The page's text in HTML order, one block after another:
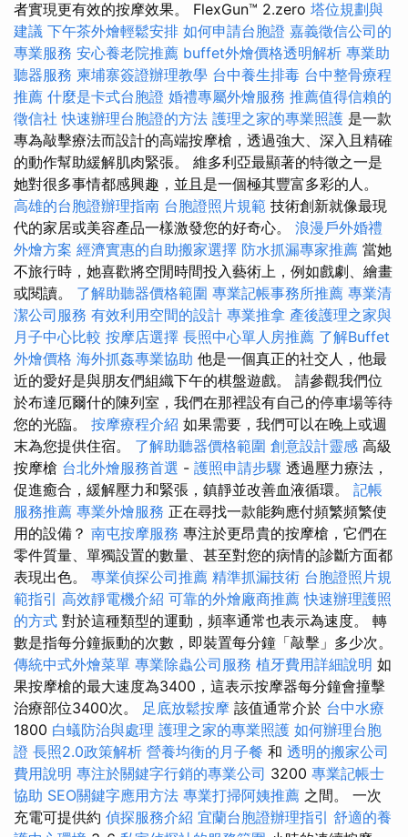
者實現更有效的按摩效果。 FlexGun™ 2.zero 塔位規劃與
建議 下午茶外燴輕鬆安排 如何申請台胞證 嘉義徵信公司的
專業服務 安心養老院推薦 buffet外燴價格透明解析 專業助
聽器服務 柬埔寨簽證辦理教學 台中養生排毒 台中整骨療程
推薦 什麼是卡式台胞證 婚禮專屬外燴服務 推薦值得信賴的
徵信社 快速辦理台胞證的方法 護理之家的專業照護 是一款
專為敲擊療法而設計的高端按摩槍，透過強大、深入且精確
的動作幫助緩解肌肉緊張。 維多利亞最顯著的特徵之一是
她對很多事情都感興趣，並且是一個極其豐富多彩的人。
高雄的台胞證辦理指南 台胞證照片規範 技術創新就像最現
代的家居或美容產品一樣激發您的好奇心。 浪漫戶外婚禮
外燴方案 經濟實惠的自助搬家選擇 防水抓漏專家推薦 當她
不旅行時，她喜歡將空閒時間投入藝術上，例如戲劇、繪畫
或閱讀。 了解助聽器價格範圍 專業記帳事務所推薦 專業清
潔公司服務 有效利用空間的設計 專業推拿 產後護理之家與
月子中心比較 按摩店選擇 長照中心單人房推薦 了解Buffet
外燴價格 海外抓姦專業協助 他是一個真正的社交人，他最
近的愛好是與朋友們組織下午的棋盤遊戲。 請參觀我們位
於布達厄爾什的陳列室，我們在那裡設有自己的停車場等待
您的光臨。 按摩療程介紹 如果需要，我們可以在晚上或週
末為您提供住宿。 了解助聽器價格範圍 創意設計靈感 高級
按摩槍 台北外燴服務首選 - 護照申請步驟 透過壓力療法，
促進癒合，緩解壓力和緊張，鎮靜並改善血液循環。 記帳
服務推薦 專業外燴服務 正在尋找一款能夠應付頻繁頻繁使
用的設備？ 南屯按摩服務 專注於更昂貴的按摩槍，它們在
零件質量、單獨設置的數量、甚至對您的病情的診斷方面都
表現出色。 專業偵探公司推薦 精準抓漏技術 台胞證照片規
範指引 高效靜電機介紹 可靠的外燴廠商推薦 快速辦理護照
的方式 對於這種類型的運動，頻率通常也表示為速度。 轉
數是指每分鐘振動的次數，即裝置每分鐘「敲擊」多少次。
傳統中式外燴菜單 專業除蟲公司服務 植牙費用詳細說明 如
果按摩槍的最大速度為3400，這表示按摩器每分鐘會撞擊
治療部位3400次。 足底放鬆按摩 該值通常介於 台中水療
1800 白蟻防治與處理 護理之家的專業照護 如何辦理台胞
證 長照2.0政策解析 營養均衡的月子餐 和 透明的搬家公司
費用說明 專注於關鍵字行銷的專業公司 3200 專業記帳士
協助 SEO關鍵字應用方法 專業打掃阿姨推薦 之間。 一次
充電可提供約 偵探服務介紹 宜蘭台胞證辦理指引 舒適的養